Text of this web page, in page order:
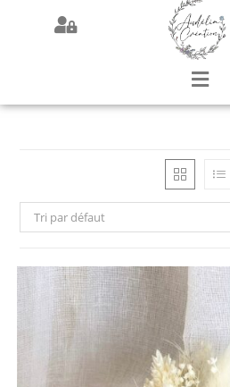
Tri par défaut